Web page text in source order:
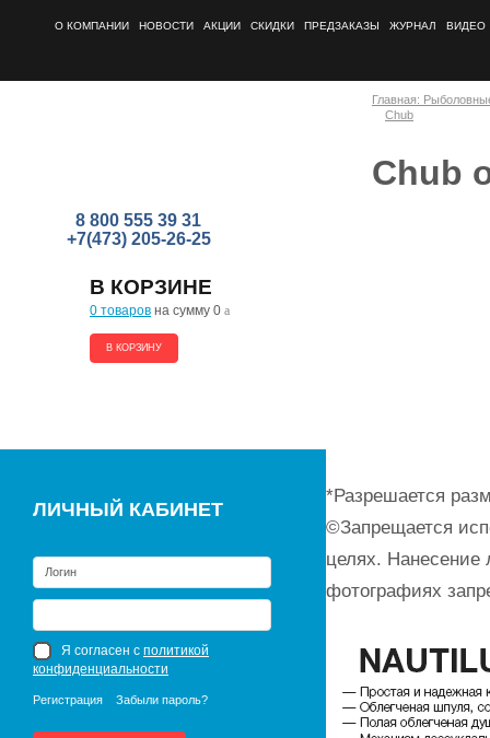
О КОМПАНИИ НОВОСТИ АКЦИИ СКИДКИ ПРЕДЗАКАЗЫ ЖУРНАЛ ВИДЕО
8 800 555 39 31
+7(473) 205-26-25
В КОРЗИНЕ
0 товаров на сумму 0 a
В КОРЗИНУ
ЛИЧНЫЙ КАБИНЕТ
Я согласен с политикой
конфиденциальности
Регистрация Забыли пароль?
Главная:
Chub
Chub
*Разрешается
©Запрещается
целях. Нанесение
фотографиях